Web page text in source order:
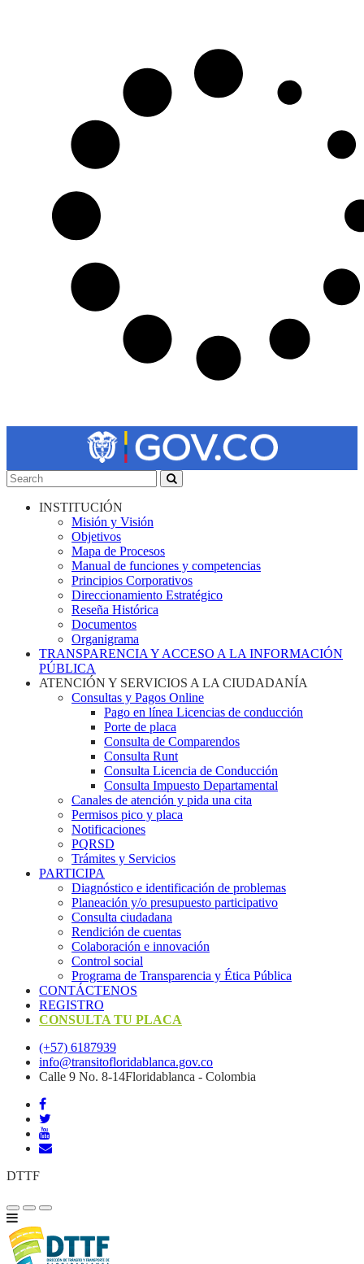
INSTITUCIÓN
Misión y Visión
Objetivos
Mapa de Procesos
Manual de funciones y competencias
Principios Corporativos
Direccionamiento Estratégico
Reseña Histórica
Documentos
Organigrama
TRANSPARENCIA Y ACCESO A LA INFORMACIÓN
PÚBLICA
ATENCIÓN Y SERVICIOS A LA CIUDADANÍA
Consultas y Pagos Online
Pago en línea Licencias de conducción
Porte de placa
Consulta de Comparendos
Consulta Runt
Consulta Licencia de Conducción
Consulta Impuesto Departamental
Canales de atención y pida una cita
Permisos pico y placa
Notificaciones
PQRSD
Trámites y Servicios
PARTICIPA
Diagnóstico e identificación de problemas
Planeación y/o presupuesto participativo​
Consulta ciudadana
Rendición de cuentas
Colaboración e innovación
Control social
Programa de Transparencia y Ética Pública
CONTÁCTENOS
REGISTRO
CONSULTA TU PLACA
(+57) 6187939
info@transitofloridablanca.gov.co
Calle 9 No. 8-14Floridablanca - Colombia
DTTF